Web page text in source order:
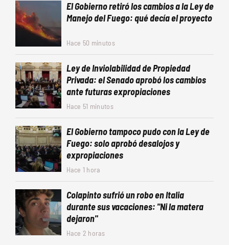
El Gobierno retiró los cambios a la Ley de
Manejo del Fuego: qué decía el proyecto
Hace 50 minutos
Ley de Inviolabilidad de Propiedad
Privada: el Senado aprobó los cambios
ante futuras expropiaciones
Hace 51 minutos
El Gobierno tampoco pudo con la Ley de
Fuego: solo aprobó desalojos y
expropiaciones
Hace 1 hora
Colapinto sufrió un robo en Italia
durante sus vacaciones: "Ni la matera
dejaron"
Hace 2 horas